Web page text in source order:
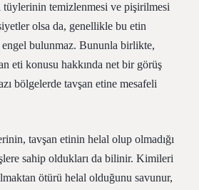
tüylerinin temizlenmesi ve pişirilmesi
olsa da, genellikle bu etin
bulunmaz. Bununla birlikte,
eti konusu hakkında net bir görüş
bölgelerde tavşan etine mesafeli
tavşan etinin helal olup olmadığı
sahip oldukları da bilinir. Kimileri
ötürü helal olduğunu savunur,